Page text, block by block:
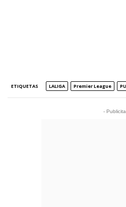
ETIQUETAS LALIGA Premier League
-